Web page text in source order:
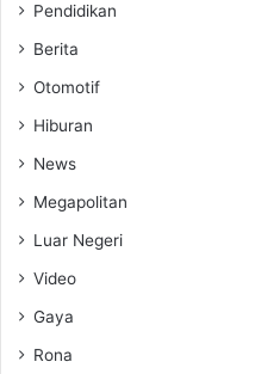
Pendidikan
Berita
Otomotif
Hiburan
News
Megapolitan
Luar Negeri
Video
Gaya
Rona